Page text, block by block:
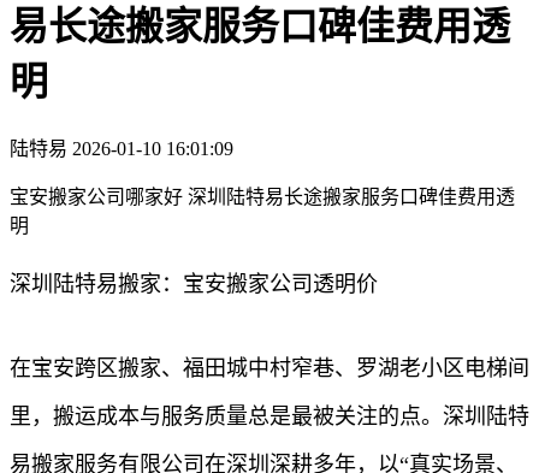
易长途搬家服务口碑佳费用透
明
陆特易 2026-01-10 16:01:09
宝安搬家公司哪家好 深圳陆特易长途搬家服务口碑佳费用透
明
深圳陆特易搬家：宝安搬家公司透明价
在宝安跨区搬家、福田城中村窄巷、罗湖老小区电梯间
里，搬运成本与服务质量总是最被关注的点。深圳陆特
易搬家服务有限公司在深圳深耕多年，以“真实场景、